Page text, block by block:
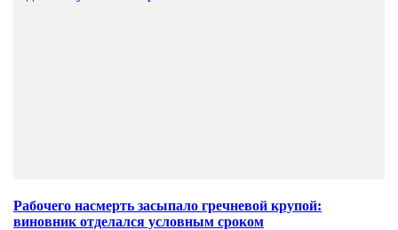
Рабочего насмерть засыпало гречневой крупой:
виновник отделался условным сроком